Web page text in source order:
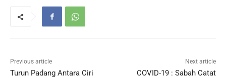
Previous article
Turun Padang Antara Ciri
Next article
COVID-19 : Sabah Catat